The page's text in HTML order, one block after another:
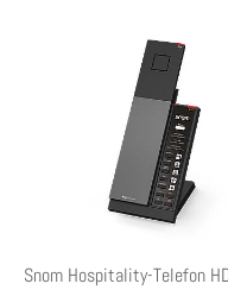
Snom Hospitality-Telefon